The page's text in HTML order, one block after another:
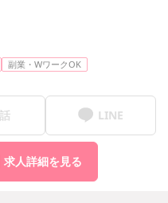
副業・WワークOK
LINE
求人詳細を見る